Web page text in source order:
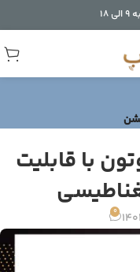
18
پروتون با قابلیت
0